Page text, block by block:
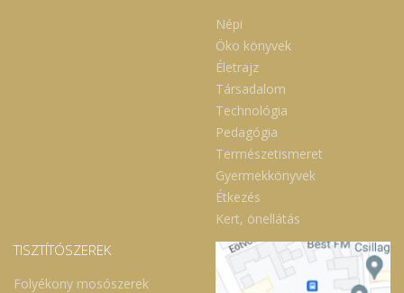
Népi
Öko könyvek
Életrajz
Társadalom
Technológia
Pedagógia
Természetismeret
Gyermekkönyvek
Étkezés
Kert, önellátás
TISZTÍTÓSZEREK
Folyékony mosószerek